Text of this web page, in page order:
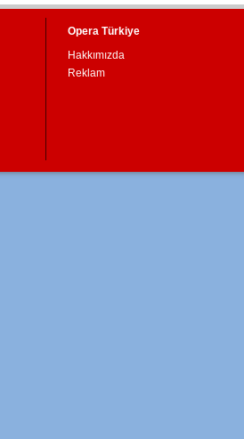
Opera Türkiye
Hakkımızda
Reklam